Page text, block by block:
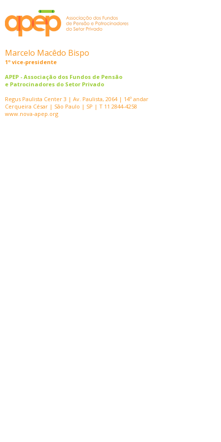
Marcelo Macêdo Bispo
1º vice-presidente
APEP - Associação dos Fundos de Pensão
e Patrocinadores do Setor Privado
Regus Paulista Center 3 | Av. Paulista, 2064 | 14º andar
Cerqueira César | São Paulo | SP | T 11 2844-4258
www.nova-apep.org